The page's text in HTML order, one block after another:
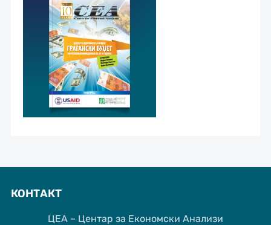
КОНТАКТ
ЦЕА – Центар за Економски Анализи